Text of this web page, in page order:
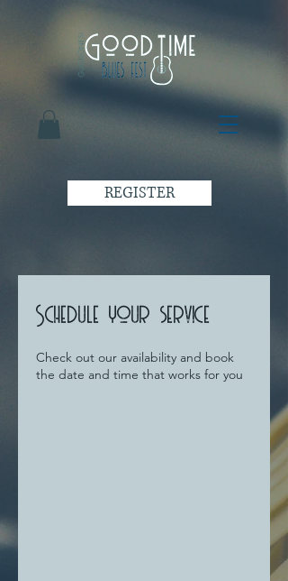
REGISTER
Schedule your service
Check out our availability and book
the date and time that works for you